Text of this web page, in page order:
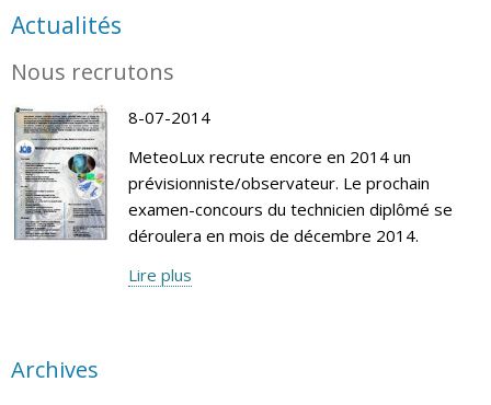
Actualités
Nous recrutons
8-07-2014
MeteoLux recrute encore en 2014 un
prévisionniste/observateur. Le prochain
examen-concours du technicien diplômé se
déroulera en mois de décembre 2014.
Lire plus
Archives